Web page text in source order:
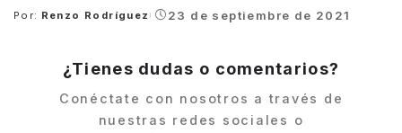
Posted
Por: Renzo Rodríguez 23 de septiembre de 2021
¿Tienes dudas o comentarios?
Conéctate con nosotros a través de
nuestras redes sociales o